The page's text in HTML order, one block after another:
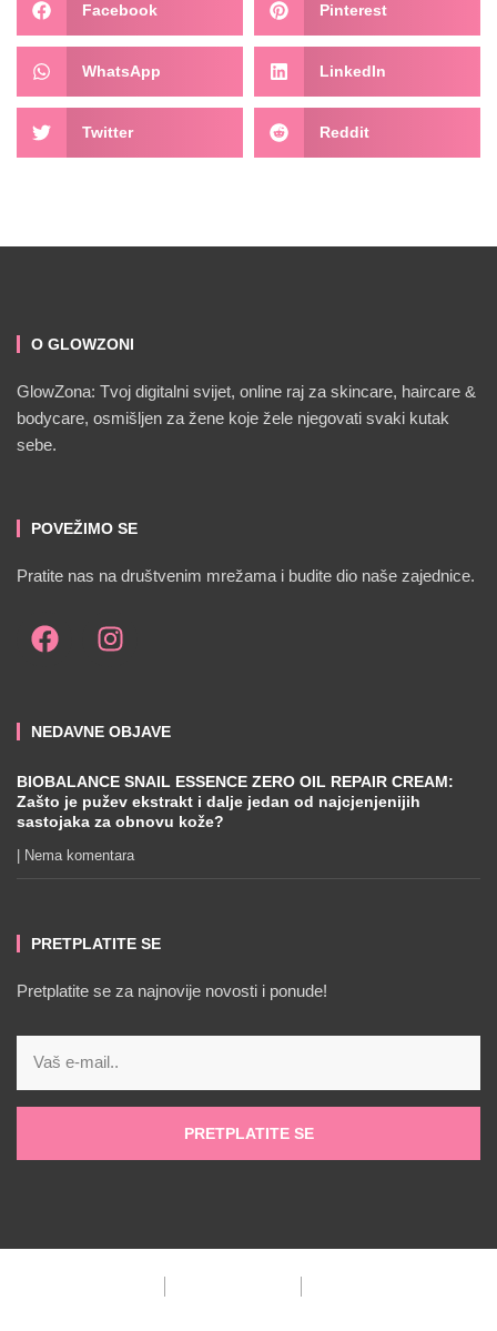
Facebook Pinterest
WhatsApp LinkedIn
Twitter Reddit
O GLOWZONI
GlowZona: Tvoj digitalni svijet, online raj za skincare, haircare &
bodycare, osmišljen za žene koje žele njegovati svaki kutak
sebe.
POVEŽIMO SE
Pratite nas na društvenim mrežama i budite dio naše zajednice.
NEDAVNE OBJAVE
BIOBALANCE SNAIL ESSENCE ZERO OIL REPAIR CREAM:
Zašto je pužev ekstrakt i dalje jedan od najcjenjenijih
sastojaka za obnovu kože?
Nema komentara
PRETPLATITE SE
Pretplatite se za najnovije novosti i ponude!
PRETPLATITE SE